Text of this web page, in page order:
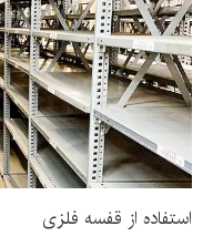
استفاده از قفسه فلزی